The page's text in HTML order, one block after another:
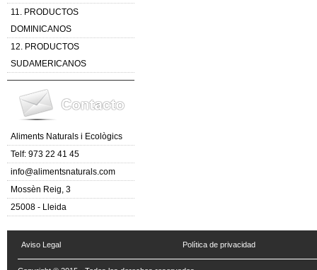
11. PRODUCTOS
DOMINICANOS
12. PRODUCTOS
SUDAMERICANOS
Aliments Naturals i Ecològics
Telf: 973 22 41 45
info@alimentsnaturals.com
Mossèn Reig, 3
25008 - Lleida
Aviso Legal Política de privacidad